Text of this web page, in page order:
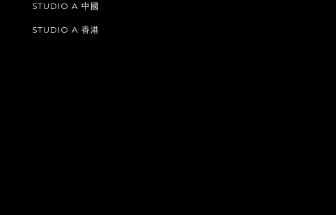
STUDIO A 中國
STUDIO A 香港